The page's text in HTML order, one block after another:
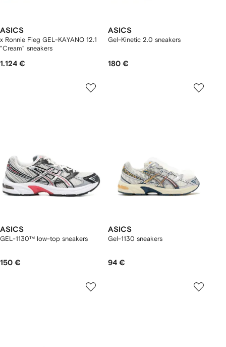
ASICS
x Ronnie Fieg GEL-KAYANO 12.1
"Cream" sneakers
1.124 €
ASICS
Gel-Kinetic 2.0 sneakers
180 €
ASICS
GEL-1130™ low-top sneakers
150 €
ASICS
Gel-1130 sneakers
94 €